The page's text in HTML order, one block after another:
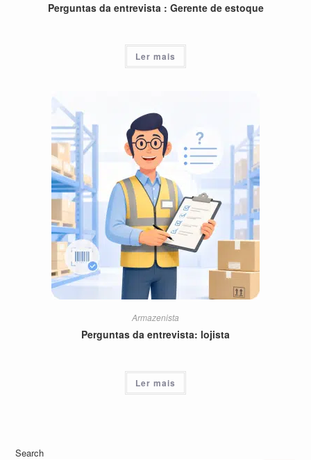
Perguntas da entrevista : Gerente de estoque
Ler mais
Armazenista
Perguntas da entrevista: lojista
Ler mais
Search